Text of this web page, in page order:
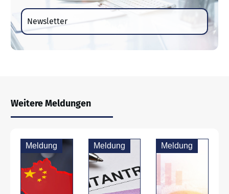
Newsletter
Weitere Meldungen
Meldung Meldung Meldung